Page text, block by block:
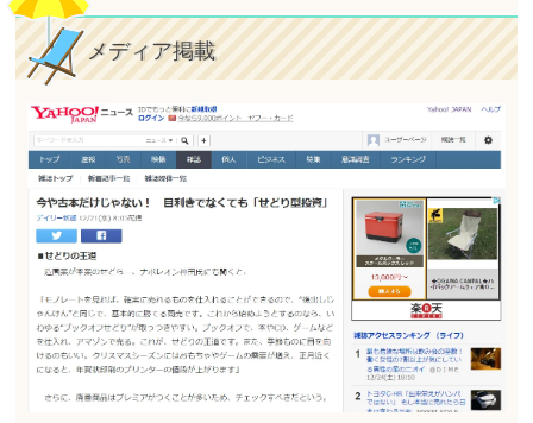
メディア掲載